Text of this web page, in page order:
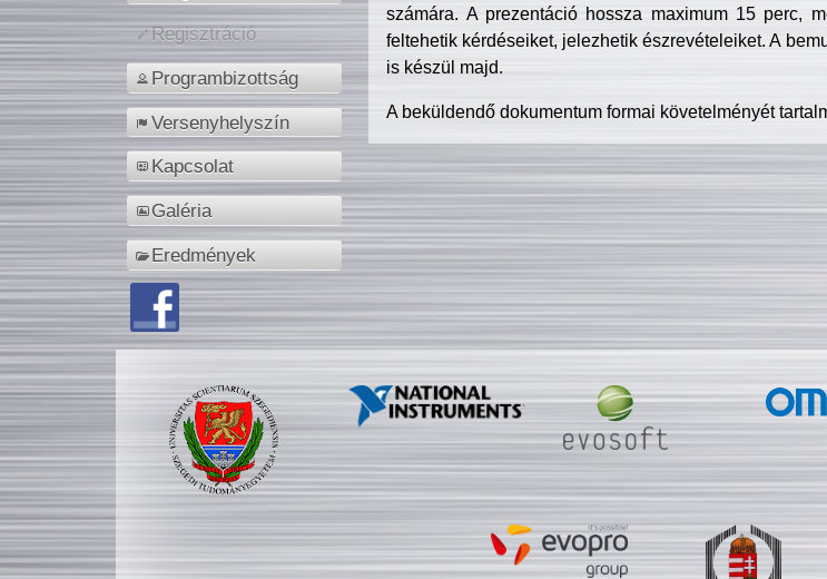
Regisztráció
Programbizottság
Versenyhelyszín
Kapcsolat
Galéria
Eredmények
számára. A prezentáció hossza maximum 15 perc,
feltehetik kérdéseiket, jelezhetik észrevételeiket. A
is készül majd.
A beküldendő dokumentum formai követelményét